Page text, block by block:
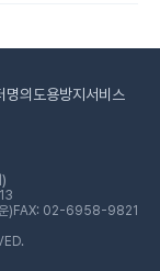
명의도용방지서비스
) FAX: 02-6958-9821